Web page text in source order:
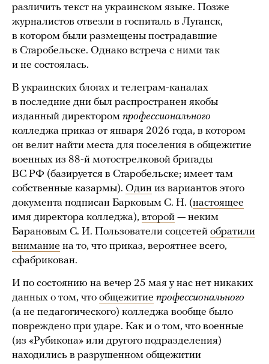
различить текст на украинском языке. Позже
журналистов отвезли в госпиталь в Луганск,
в котором были размещены пострадавшие
в Старобельске. Однако встреча с ними так
и не состоялась.
В украинских блогах и телеграм-каналах
в последние дни был распространен якобы
изданный директором профессионального
колледжа приказ от января 2026 года, в котором
он велит найти места для поселения в общежитие
военных из 88-й мотострелковой бригады
ВС РФ (базируется в Старобельске; имеет там
собственные казармы). Один из вариантов этого
документа подписан Барковым С. Н. (настоящее
имя директора колледжа), второй — неким
Барановым С. И. Пользователи соцсетей обратили
внимание на то, что приказ, вероятнее всего,
сфабрикован.
И по состоянию на вечер 25 мая у нас нет никаких
данных о том, что общежитие профессионального
(а не педагогического) колледжа вообще было
повреждено при ударе. Как и о том, что военные
(из «Рубикона» или другого подразделения)
находились в разрушенном общежитии